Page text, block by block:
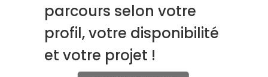
parcours selon votre
profil, votre disponibilité
et votre projet !